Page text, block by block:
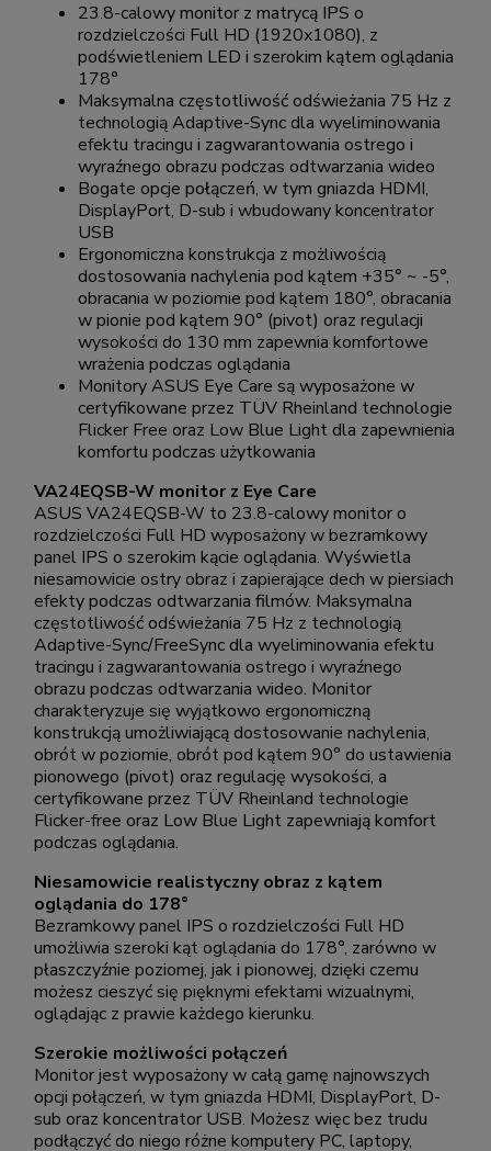
23.8-calowy monitor z matrycą IPS o
rozdzielczości Full HD (1920x1080), z
podświetleniem LED i szerokim kątem oglądania
178°
Maksymalna częstotliwość odświeżania 75 Hz z
technologią Adaptive-Sync dla wyeliminowania
efektu tracingu i zagwarantowania ostrego i
wyraźnego obrazu podczas odtwarzania wideo
Bogate opcje połączeń, w tym gniazda HDMI,
DisplayPort, D-sub i wbudowany koncentrator
USB
Ergonomiczna konstrukcja z możliwością
dostosowania nachylenia pod kątem +35° ~ -5°,
obracania w poziomie pod kątem 180°, obracania
w pionie pod kątem 90° (pivot) oraz regulacji
wysokości do 130 mm zapewnia komfortowe
wrażenia podczas oglądania
Monitory ASUS Eye Care są wyposażone w
certyfikowane przez TÜV Rheinland technologie
Flicker Free oraz Low Blue Light dla zapewnienia
komfortu podczas użytkowania
VA24EQSB-W monitor z Eye Care
ASUS VA24EQSB-W to 23.8-calowy monitor o
rozdzielczości Full HD wyposażony w bezramkowy
panel IPS o szerokim kącie oglądania. Wyświetla
niesamowicie ostry obraz i zapierające dech w piersiach
efekty podczas odtwarzania filmów. Maksymalna
częstotliwość odświeżania 75 Hz z technologią
Adaptive-Sync/FreeSync dla wyeliminowania efektu
tracingu i zagwarantowania ostrego i wyraźnego
obrazu podczas odtwarzania wideo. Monitor
charakteryzuje się wyjątkowo ergonomiczną
konstrukcją umożliwiającą dostosowanie nachylenia,
obrót w poziomie, obrót pod kątem 90° do ustawienia
pionowego (pivot) oraz regulację wysokości, a
certyfikowane przez TÜV Rheinland technologie
Flicker-free oraz Low Blue Light zapewniają komfort
podczas oglądania.
Niesamowicie realistyczny obraz z kątem
oglądania do 178°
Bezramkowy panel IPS o rozdzielczości Full HD
umożliwia szeroki kąt oglądania do 178°, zarówno w
płaszczyźnie poziomej, jak i pionowej, dzięki czemu
możesz cieszyć się pięknymi efektami wizualnymi,
oglądając z prawie każdego kierunku.
Szerokie możliwości połączeń
Monitor jest wyposażony w całą gamę najnowszych
opcji połączeń, w tym gniazda HDMI, DisplayPort, D-
sub oraz koncentrator USB. Możesz więc bez trudu
podłączyć do niego różne komputery PC, laptopy,